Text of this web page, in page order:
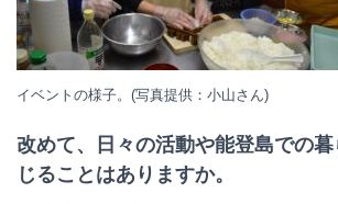
イベントの様子。(写真提供：小山さん)
改めて、日々の活動や能登島での
じることはありますか。